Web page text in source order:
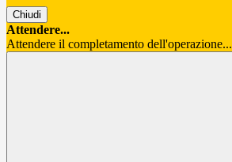
Chiudi
Attendere...
Attendere il completamento dell'operazione...